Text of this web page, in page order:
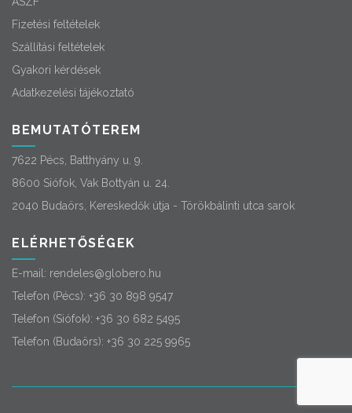
Fizetési feltételek
Szállítási feltételek
Gyakori kérdések
Adatkezelési tájékoztató
BEMUTATÓTEREM
7622 Pécs, Batthyány u. 9.
8600 Siófok, Vak Bottyán u. 24.
2040 Budaörs, Kereskedők útja - Törökbálinti utca sarok
ELÉRHETŐSÉGEK
E-mail: rendeles@globero.hu
Telefon (Pécs): +36 30 898 9547
Telefon (Siófok): +36 30 682 5495
Telefon (Budaörs): +36 30 225 9965